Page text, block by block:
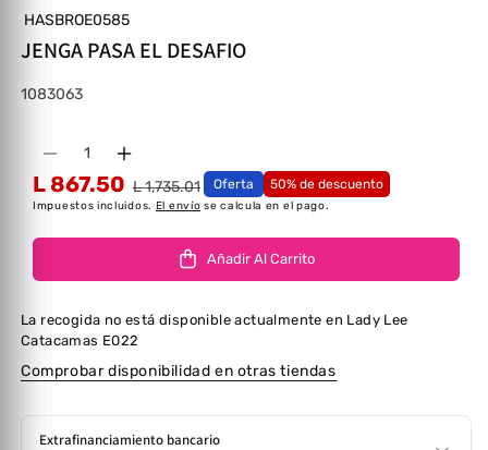
HASBROE0585
JENGA PASA EL DESAFIO
SKU:
1083063
Disminuir cantidad para JENGA PASA EL
Cantidad
Aumentar cantidad para JENGA PASA
L 867.50 L 1,735.01 Oferta 50% de descuento
Impuestos incluidos. El envío se calcula en el pago.
Añadir Al Carrito
La recogida no está disponible actualmente en Lady Lee
Catacamas E022
Comprobar disponibilidad en otras tiendas
Extrafinanciamiento bancario